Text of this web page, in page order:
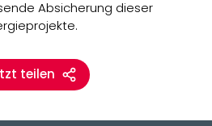
Absicherung dieser
teilen